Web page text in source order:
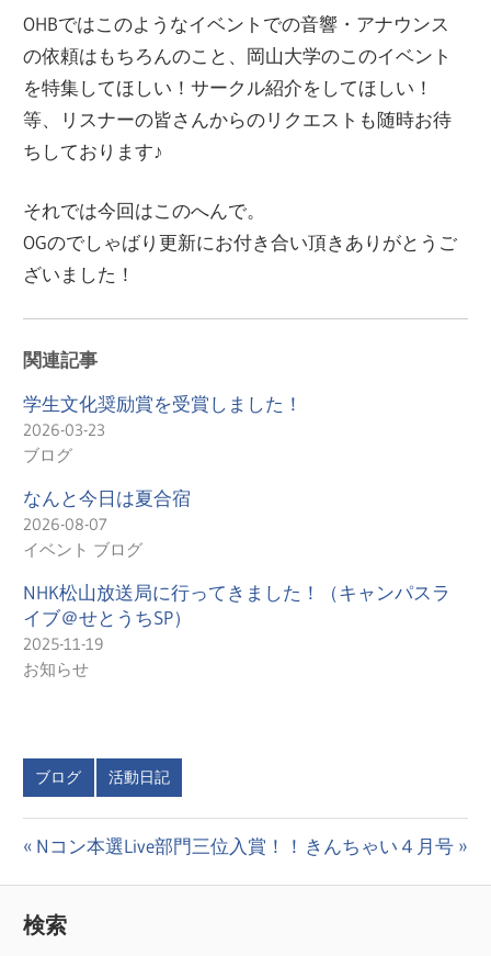
OHBではこのようなイベントでの音響・アナウンス
の依頼はもちろんのこと、岡山大学のこのイベント
を特集してほしい！サークル紹介をしてほしい！
等、リスナーの皆さんからのリクエストも随時お待
ちしております♪
それでは今回はこのへんで。
OGのでしゃばり更新にお付き合い頂きありがとうご
ざいました！
関連記事
学生文化奨励賞を受賞しました！
2026-03-23
ブログ
なんと今日は夏合宿
2026-08-07
イベント ブログ
NHK松山放送局に行ってきました！（キャンパスラ
イブ＠せとうちSP）
2025-11-19
お知らせ
ブログ 活動日記
投
稿
ナ
前
投
稿:
Nコン本選Live部門三位入賞！！ 次
きんちゃい４月号
検索